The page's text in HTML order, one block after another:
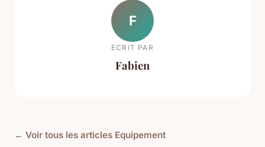
F
ECRIT PAR
Fabien
← Voir tous les articles Equipement